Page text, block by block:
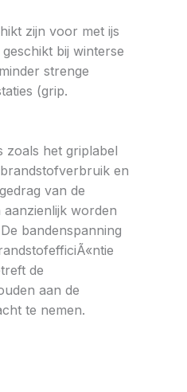
zijn voor met ijs
bij winterse
strenge
(grip.
zoals het griplabel
en
van de
worden
bandenspanning
de
aan de
te nemen.